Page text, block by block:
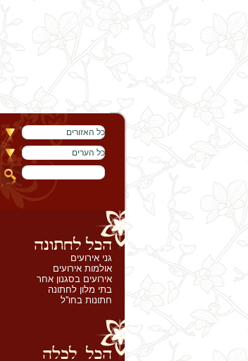
כל האזורים
כל הערים
גני אירועים
אולמות אירועים
אירועים בסגנון אחר
בתי מלון לחתונה
חתונות בחו''ל